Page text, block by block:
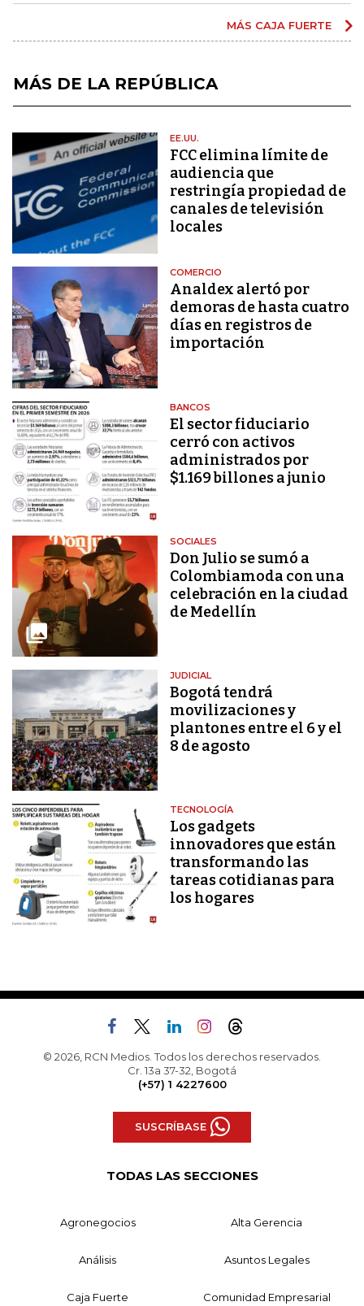
MÁS CAJA FUERTE
MÁS DE LA REPÚBLICA
EE.UU.
FCC elimina límite de
audiencia que
restringía propiedad de
canales de televisión
locales
COMERCIO
Analdex alertó por
demoras de hasta cuatro
días en registros de
importación
BANCOS
El sector fiduciario
cerró con activos
administrados por
$1.169 billones a junio
SOCIALES
Don Julio se sumó a
Colombiamoda con una
celebración en la ciudad
de Medellín
JUDICIAL
Bogotá tendrá
movilizaciones y
plantones entre el 6 y el
8 de agosto
TECNOLOGÍA
Los gadgets
innovadores que están
transformando las
tareas cotidianas para
los hogares
© 2026, RCN Medios. Todos los derechos reservados.
Cr. 13a 37-32, Bogotá
(+57) 1 4227600
SUSCRÍBASE
TODAS LAS SECCIONES
Agronegocios Alta Gerencia
Análisis Asuntos Legales
Caja Fuerte Comunidad Empresarial